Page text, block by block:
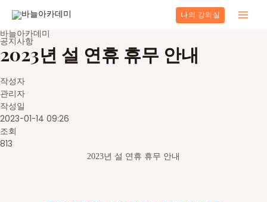
츠
로
건
뛰
기
나의 강의실
바늘아카데미
공지사항
2023년 설 연휴 휴무 안내
작성자
관리자
작성일
2023-01-14 09:26
조회
813
2023년 설 연휴 휴무 안내